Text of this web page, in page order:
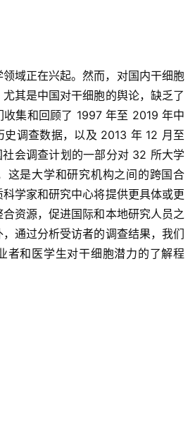
域正在兴起。然而，对国内干细胞
其是中国对干细胞的舆论，缺乏了
收集和回顾了 1997 年至 2019 年中
史调查数据，以及 2013 年 12 月至
会调查计划的一部分对 32 所大学
这是大学和研究机构之间的跨国合
学家和研究中心将提供更具体或更
资源，促进国际和本地研究人员之
通过分析受访者的调查结果，我们
者和医学生对干细胞潜力的了解程